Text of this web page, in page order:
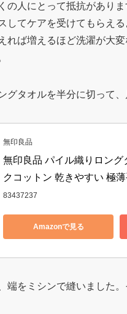
の人にとって抵抗がありま
してケアを受けてもらえ
れば増えるほど洗濯が大
グタオルを半分に切って、
無印良品
無印良品 パイル織りロン
クコットン 乾きやすい 極
83437237
Amazonで見る
端をミシンで縫いました